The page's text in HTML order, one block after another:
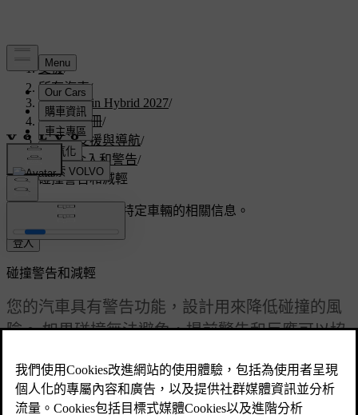
支援/
所有汽車/
V60 Plug-in Hybrid 2027/
使用者手冊/
駕駛人支援與導航/
安全介入和警告/
碰撞警告和減輕
客製化支援 獲取與您特定車輛的相關信息。
登入
已更新 2024/10/28
碰撞警告和減輕
您的汽車具有警告功能，設計用來降低碰撞的風
險。 如果碰撞無法避免，提前警告和反應可以協
碰撞警告功能包括：